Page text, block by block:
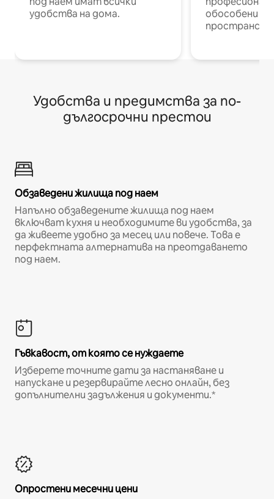
удобства на дома.
обособени
Удобства и предимства за по-
дългосрочни престои
Обзаведени жилища под наем
Напълно обзаведените жилища под наем
включват кухня и необходимите ви удобства, за
да живеете удобно за месец или повече. Това е
перфектната алтернатива на преотдаването
под наем.
Гъвкавост, от която се нуждаете
Изберете точните дати за настаняване и
напускане и резервирайте лесно онлайн, без
допълнителни задължения и документи.*
Опростени месечни цени